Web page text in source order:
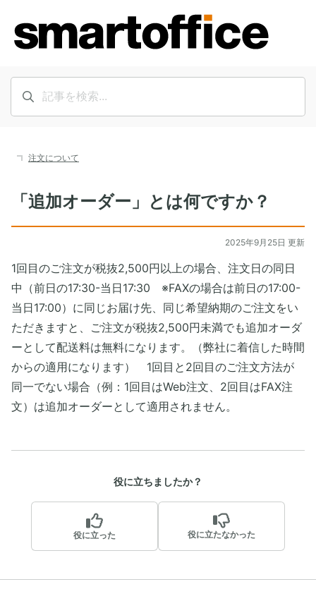
注文について
「追加オーダー」とは何ですか？
2025年9月25日 更新
1回目のご注文が税抜2,500円以上の場合、注文日の同日
中（前日の17:30-当日17:30 ※FAXの場合は前日の17:00-
当日17:00）に同じお届け先、同じ希望納期のご注文をい
ただきますと、ご注文が税抜2,500円未満でも追加オーダ
ーとして配送料は無料になります。（弊社に着信した時間
からの適用になります） 1回目と2回目のご注文方法が
同一でない場合（例：1回目はWeb注文、2回目はFAX注
文）は追加オーダーとして適用されません。
役に立ちましたか？
役に立った 役に立たなかった